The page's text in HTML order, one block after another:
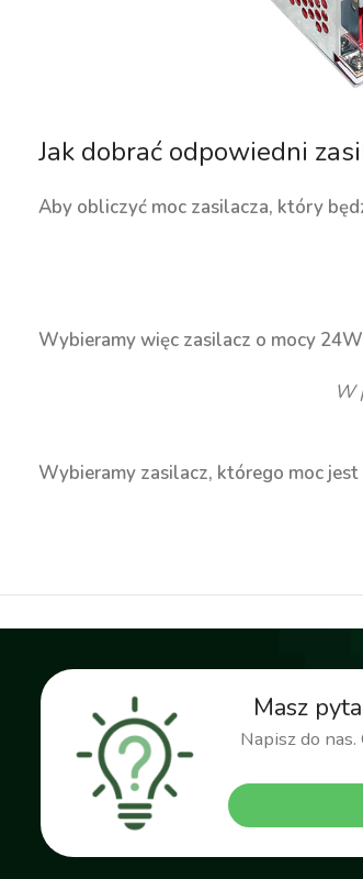
Jak dobrać odpowiedni
Aby obliczyć moc zasilacza, który
Wybieramy więc zasilacz o mocy 24W
W
Wybieramy zasilacz, którego moc
Masz
Napisz do